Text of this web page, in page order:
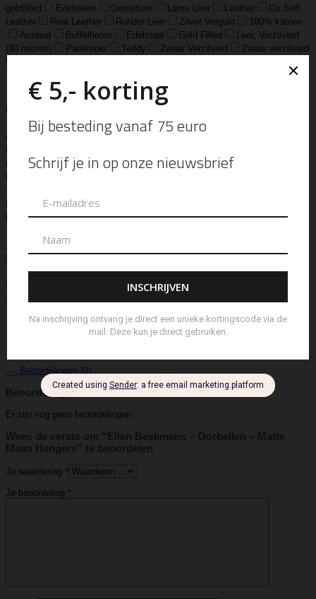
goldfilled
Edelsteen Gemstone Lams Leer Leather
Ox Soft
Leather
Real Leather Runder Leer Zilver Verguld
100% katoen
Acetaat
Buffelhoorn Edelstaal Gold Filled
Leer, Verzilverd
(30 micron)
Parelmoer Teddy Zwaar Verzilverd
Zwaar verzilverd
(15 micron)
Soort
Accessoires
Armband Armbandje
Avondtasje
Bandana Beanie
Clutch
Creditcard Houder Creditcard Wallet
de Parfum
Enkelbandje
Bodywash
Handschoen Handtas Hanger Heuptas
Tasje
Navulling Reed Diffuser
Diffuser
Riem Ring Rugtas Rugzak Sample Kit
Schoenen
Shopper
Sjaal
Stolp
Strap Tas Telefoontasje Textiel & Roomspray
Toilettas
Tote Bag
Travel Trigger Weekendtas
Wierookstokjes
Zeep
Merk Ellen Beekmans
Beoordelingen (0)
Beoordelingen
Er zijn nog geen beoordelingen.
Wees de eerste om “Ellen Beekmans – Oorbellen – Matte
Maan Hangers” te beoordelen
Je waardering *
Je beoordeling *